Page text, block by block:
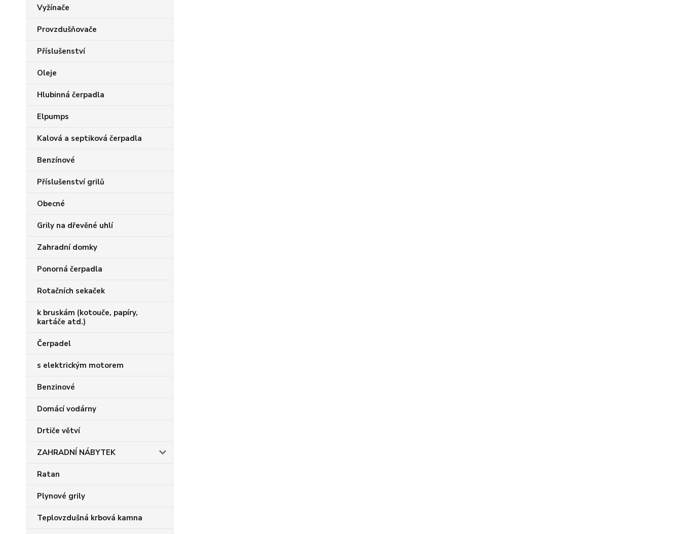
Vyžínače
Provzdušňovače
Příslušenství
Oleje
Hlubinná čerpadla
Elpumps
Kalová a septiková čerpadla
Benzínové
Příslušenství grilů
Obecné
Grily na dřevěné uhlí
Zahradní domky
Ponorná čerpadla
Rotačních sekaček
k bruskám (kotouče, papíry,
kartáče atd.)
Čerpadel
s elektrickým motorem
Benzinové
Domácí vodárny
Drtiče větví
ZAHRADNÍ NÁBYTEK
Ratan
Plynové grily
Teplovzdušná krbová kamna